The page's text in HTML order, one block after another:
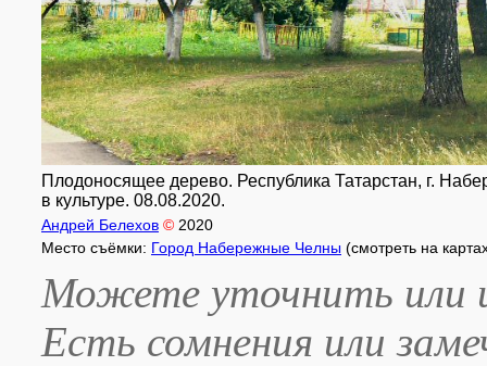
Плодоносящее дерево. Республика Татарстан, г.
в культуре. 08.08.2020.
Андрей Белехов © 2020
Место съёмки: Город Набережные Челны (смотреть на
Можете уточнить или
Есть сомнения или